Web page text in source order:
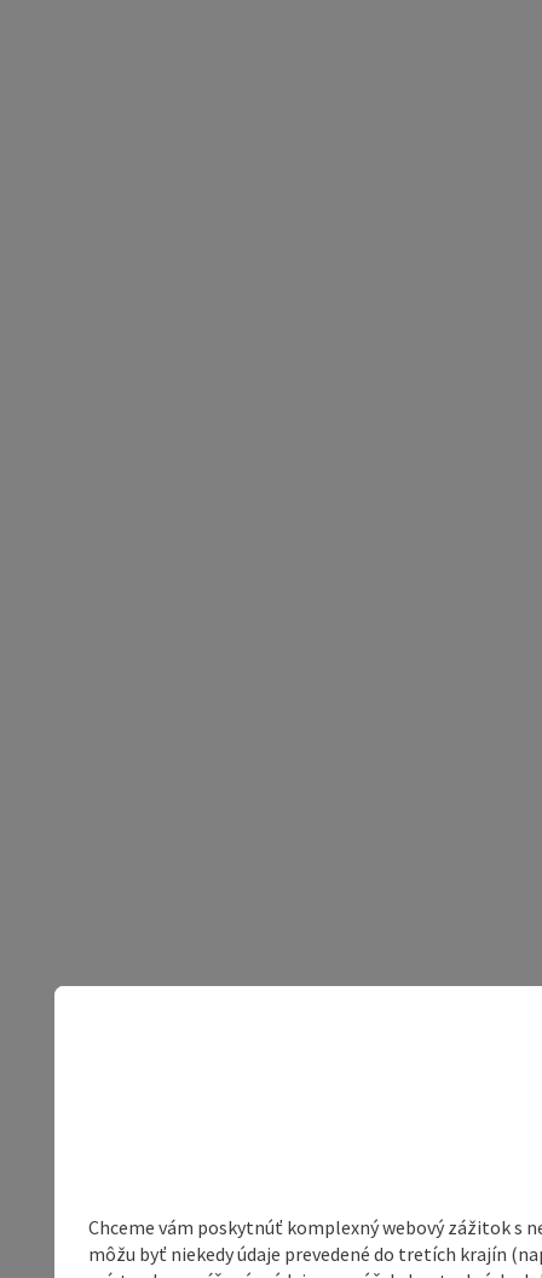
Chceme vám poskytnúť komplexný webový zážitok s
môžu byť niekedy údaje prevedené do tretích krajín